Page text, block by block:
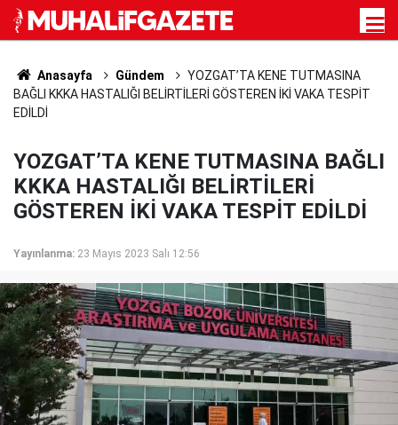
Anasayfa Gündem
YOZGAT’TA KENE TUTMASINA
BAĞLI KKKA HASTALIĞI BELİRTİLERİ GÖSTEREN İKİ VAKA TESPİT
EDİLDİ
YOZGAT’TA KENE TUTMASINA BAĞLI
KKKA HASTALIĞI BELİRTİLERİ
GÖSTEREN İKİ VAKA TESPİT EDİLDİ
Yayınlanma: 23 Mayıs 2023 Salı 12:56